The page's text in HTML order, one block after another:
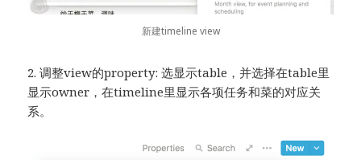
新建timeline view
2. 调整view的property: 选显示table，并选择在table里
显示owner，在timeline里显示各项任务和菜的对应关
系。